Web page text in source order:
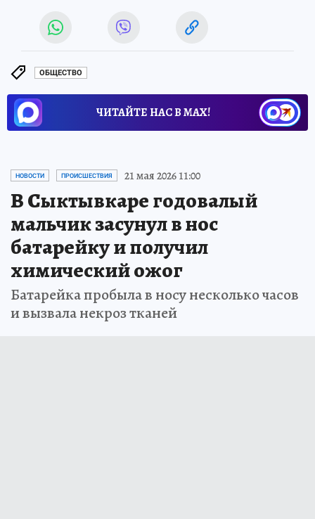
ОБЩЕСТВО
ЧИТАЙТЕ НАС В МАХ!
НОВОСТИ ПРОИСШЕСТВИЯ 21 мая 2026 11:00
В Сыктывкаре годовалый
мальчик засунул в нос
батарейку и получил
химический ожог
Батарейка пробыла в носу несколько часов
и вызвала некроз тканей